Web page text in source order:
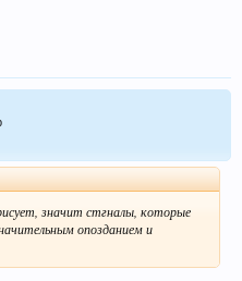
значит стгналы, которые
опозданием и